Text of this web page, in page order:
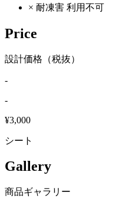
× 耐凍害 利用不可
Price
設計価格（税抜）
-
-
¥3,000
シート
Gallery
商品ギャラリー